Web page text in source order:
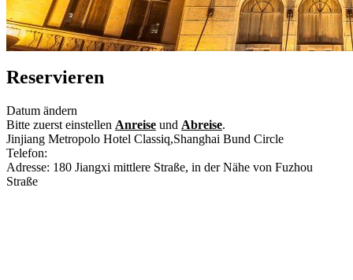
Reservieren
Datum ändern
Bitte zuerst einstellen Anreise und Abreise.
Jinjiang Metropolo Hotel Classiq,Shanghai Bund Circle
Telefon:
Adresse: 180 Jiangxi mittlere Straße, in der Nähe von Fuzhou
Straße